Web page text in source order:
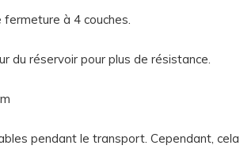
à 4 couches.
du réservoir pour plus de résistance.
pendant le transport. Cependant,